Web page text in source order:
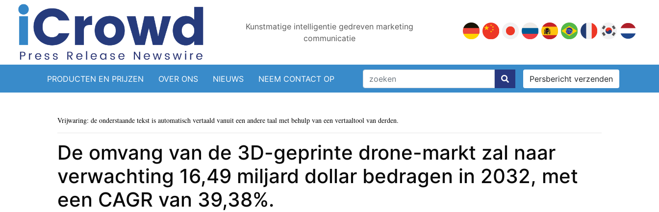
Kunstmatige intelligentie gedreven marketing
communicatie
PRODUCTEN EN PRIJZEN OVER ONS NIEUWS NEEM CONTACT OP Persbericht verzenden
Vrijwaring: de onderstaande tekst is automatisch vertaald vanuit een andere taal met behulp van een vertaaltool van derden.
De omvang van de 3D-geprinte drone-markt zal naar
verwachting 16,49 miljard dollar bedragen in 2032, met
een CAGR van 39,38%.